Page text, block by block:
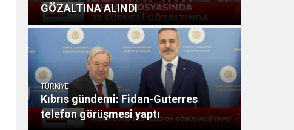
GÖZALTINA ALINDI
TÜRKİYE
Kıbrıs gündemi: Fidan-Guterres
telefon görüşmesi yaptı